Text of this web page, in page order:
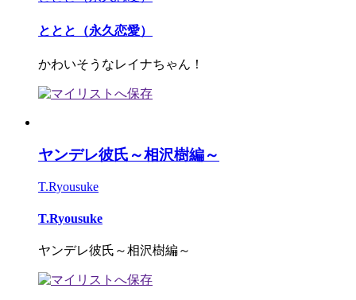
ととと（永久恋愛）
かわいそうなレイナちゃん！
ヤンデレ彼氏～相沢樹編～
T.Ryousuke
T.Ryousuke
ヤンデレ彼氏～相沢樹編～